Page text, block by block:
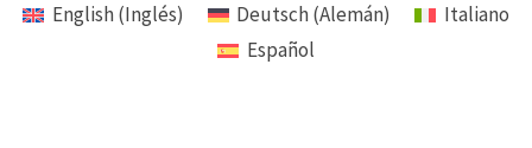
English(Inglés) Deutsch(Alemán)
Italiano
Español